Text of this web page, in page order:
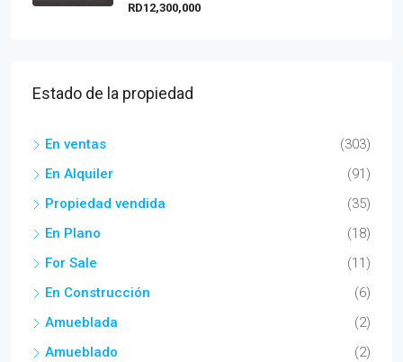
RD12,300,000
Estado de la propiedad
En ventas
(303)
En Alquiler
(91)
Propiedad vendida
(35)
En Plano
(18)
For Sale
(11)
En Construcción
(6)
Amueblada
(2)
Amueblado
(2)